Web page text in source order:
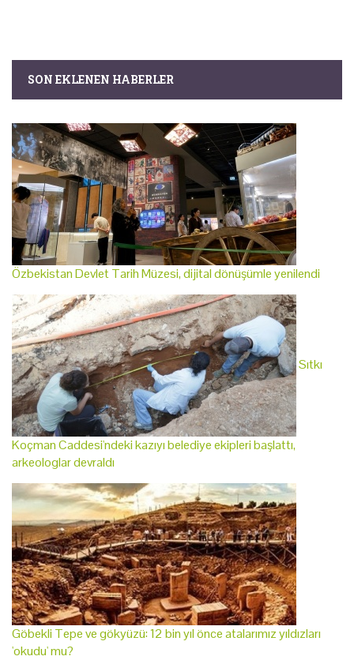
SON EKLENEN HABERLER
Özbekistan Devlet Tarih Müzesi, dijital dönüşümle yenilendi
Sıtkı
Koçman Caddesi'ndeki kazıyı belediye ekipleri başlattı,
arkeologlar devraldı
Göbekli Tepe ve gökyüzü: 12 bin yıl önce atalarımız yıldızları
'okudu' mu?